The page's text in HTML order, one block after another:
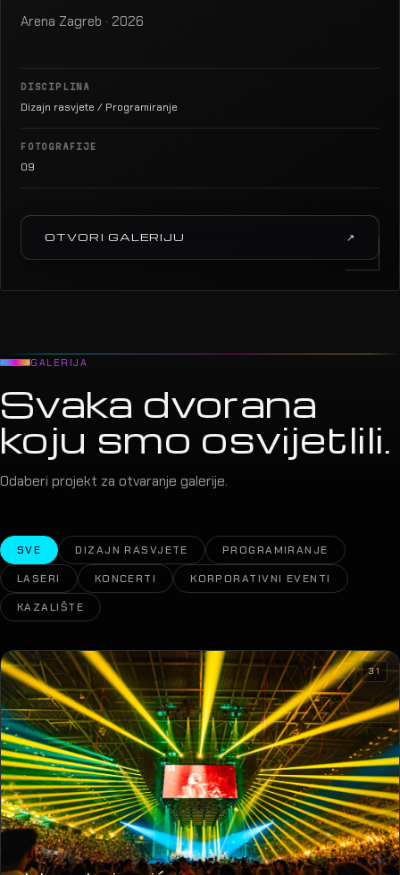
Arena Zagreb · 2026
DISCIPLINA
Dizajn rasvjete / Programiranje
FOTOGRAFIJE
09
OTVORI GALERIJU ↗
GALERIJA
Svaka dvorana
koju smo osvijetlili.
Odaberi projekt za otvaranje galerije.
SVE DIZAJN RASVJETE
PROGRAMIRANJE
LASERI
KONCERTI
KORPORATIVNI EVENTI
KAZALIŠTE
31